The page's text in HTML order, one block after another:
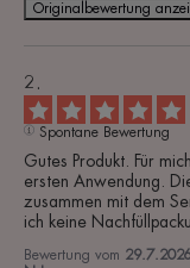
Originalbewertung
Spontane Bewertung
Gutes Produkt. Für
ersten Anwendung.
zusammen mit dem
ich keine
Bewertung vom